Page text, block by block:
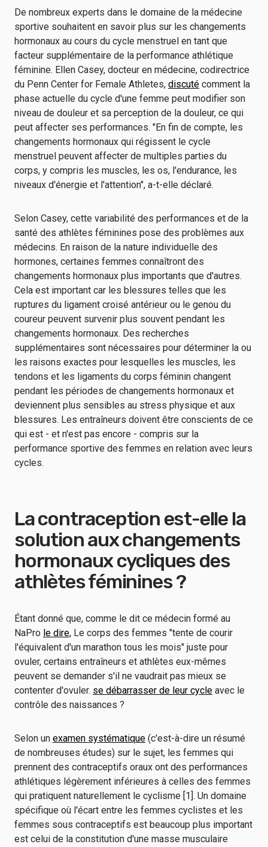
De nombreux experts dans le domaine de la médecine
sportive souhaitent en savoir plus sur les changements
hormonaux au cours du cycle menstruel en tant que
facteur supplémentaire de la performance athlétique
féminine. Ellen Casey, docteur en médecine, codirectrice
du Penn Center for Female Athletes, discuté comment la
phase actuelle du cycle d'une femme peut modifier son
niveau de douleur et sa perception de la douleur, ce qui
peut affecter ses performances. "En fin de compte, les
changements hormonaux qui régissent le cycle
menstruel peuvent affecter de multiples parties du
corps, y compris les muscles, les os, l'endurance, les
niveaux d'énergie et l'attention", a-t-elle déclaré.
Selon Casey, cette variabilité des performances et de la
santé des athlètes féminines pose des problèmes aux
médecins. En raison de la nature individuelle des
hormones, certaines femmes connaîtront des
changements hormonaux plus importants que d'autres.
Cela est important car les blessures telles que les
ruptures du ligament croisé antérieur ou le genou du
coureur peuvent survenir plus souvent pendant les
changements hormonaux. Des recherches
supplémentaires sont nécessaires pour déterminer la ou
les raisons exactes pour lesquelles les muscles, les
tendons et les ligaments du corps féminin changent
pendant les périodes de changements hormonaux et
deviennent plus sensibles au stress physique et aux
blessures. Les entraîneurs doivent être conscients de ce
qui est - et n'est pas encore - compris sur la
performance sportive des femmes en relation avec leurs
cycles.
La contraception est-elle la
solution aux changements
hormonaux cycliques des
athlètes féminines ?
Étant donné que, comme le dit ce médecin formé au
NaPro le dire, Le corps des femmes "tente de courir
l'équivalent d'un marathon tous les mois" juste pour
ovuler, certains entraîneurs et athlètes eux-mêmes
peuvent se demander s'il ne vaudrait pas mieux se
contenter d'ovuler. se débarrasser de leur cycle avec le
contrôle des naissances ?
Selon un examen systématique (c'est-à-dire un résumé
de nombreuses études) sur le sujet, les femmes qui
prennent des contraceptifs oraux ont des performances
athlétiques légèrement inférieures à celles des femmes
qui pratiquent naturellement le cyclisme [1]. Un domaine
spécifique où l'écart entre les femmes cyclistes et les
femmes sous contraceptifs est beaucoup plus important
est celui de la constitution d'une masse musculaire